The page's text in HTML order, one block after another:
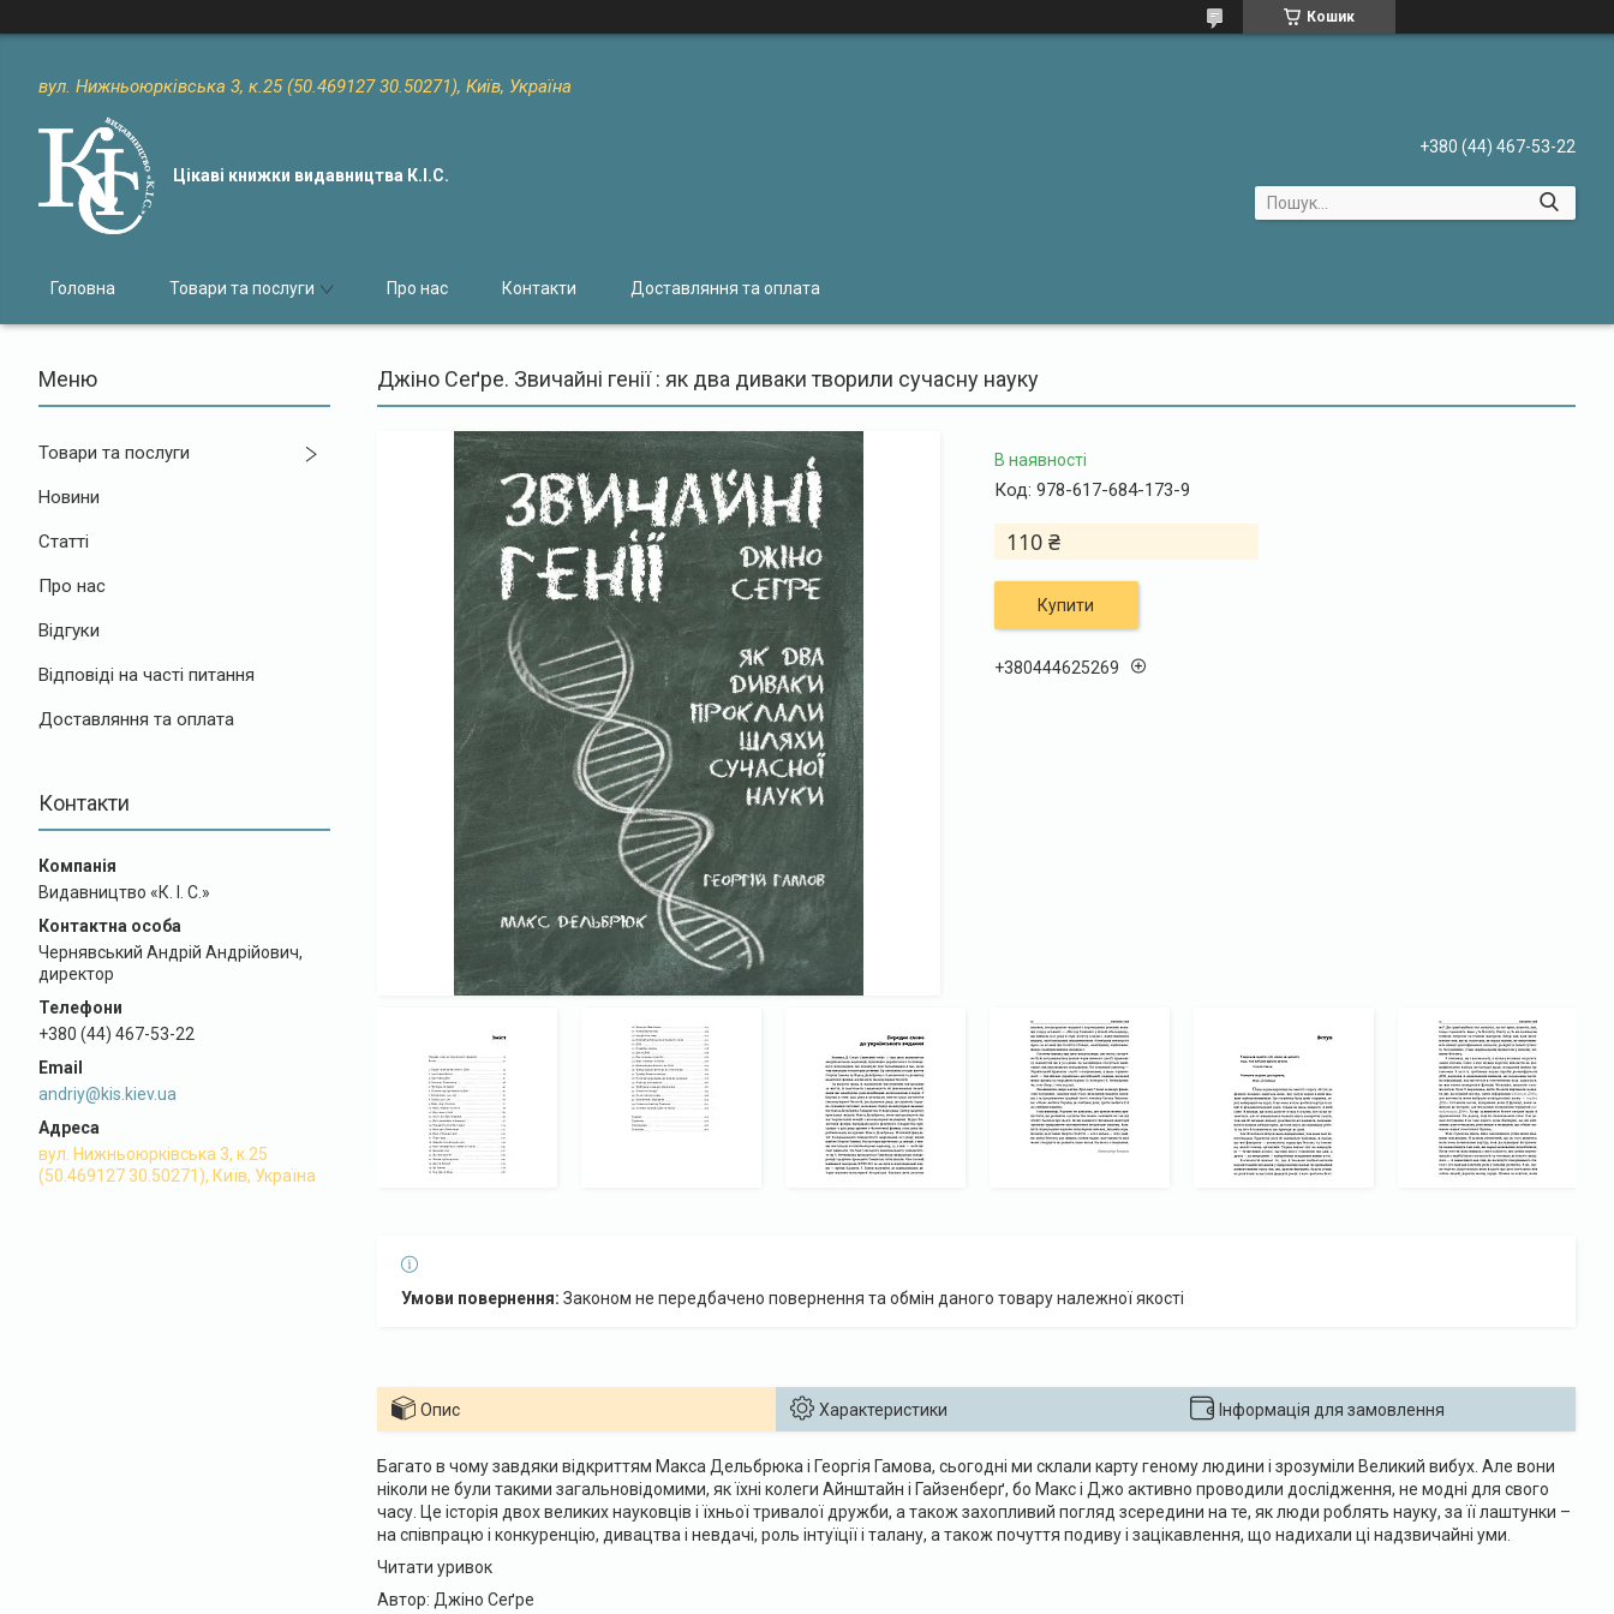
Кошик
вул. Нижньоюрківська 3, к.25 (50.469127 30.50271), Київ, Україна
Цікаві книжки видавництва К.І.С.
+380 (44) 467-53-22
Головна Товари та послуги Про нас Контакти Доставляння та оплата
Товари та послуги
Новини
Статті
Про нас
Відгуки
Відповіді на часті питання
Доставляння та оплата
Контакти
Видавництво «К. І. С.»
Чернявський Андрій Андрійович,
директор
+380 (44) 467-53-22
andriy@kis.kiev.ua
вул. Нижньоюрківська 3, к.25
(50.469127 30.50271), Київ, Україна
Джіно Сеґре. Звичайні генії : як два диваки творили сучасну науку
В наявності
Код: 978-617-684-173-9
110 ₴
Купити
+380444625269
Законом не передбачено повернення та обмін даного товару належної якості
Опис Характеристики Інформація для замовлення
Багато в чому завдяки відкриттям Макса Дельбрюка і Георгія Гамова, сьогодні ми склали карту геному людини і зрозуміли Великий вибух. Але вони
ніколи не були такими загальновідомими, як їхні колеги Айнштайн і Гайзенберґ, бо Макс і Джо активно проводили дослідження, не модні для свого
часу. Це історія двох великих науковців і їхньої тривалої дружби, а також захопливий погляд зсередини на те, як люди роблять науку, за її лаштунки –
на співпрацю і конкуренцію, дивацтва і невдачі, роль інтуїції і талану, а також почуття подиву і зацікавлення, що надихали ці надзвичайні уми.
Читати уривок
Автор: Джіно Сеґре